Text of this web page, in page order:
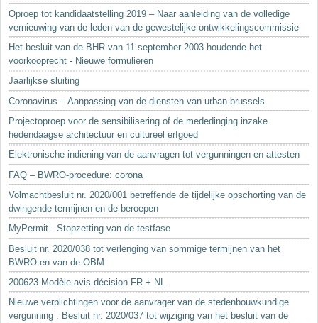
Oproep tot kandidaatstelling 2019 – Naar aanleiding van de volledige
vernieuwing van de leden van de gewestelijke ontwikkelingscommissie
Het besluit van de BHR van 11 september 2003 houdende het
voorkooprecht - Nieuwe formulieren
Jaarlijkse sluiting
Coronavirus – Aanpassing van de diensten van urban.brussels
Projectoproep voor de sensibilisering of de mededinging inzake
hedendaagse architectuur en cultureel erfgoed
Elektronische indiening van de aanvragen tot vergunningen en attesten
FAQ – BWRO-procedure: corona
Volmachtbesluit nr. 2020/001 betreffende de tijdelijke opschorting van de
dwingende termijnen en de beroepen
MyPermit - Stopzetting van de testfase
Besluit nr. 2020/038 tot verlenging van sommige termijnen van het
BWRO en van de OBM
200623 Modèle avis décision FR + NL
Nieuwe verplichtingen voor de aanvrager van de stedenbouwkundige
vergunning : Besluit nr. 2020/037 tot wijziging van het besluit van de